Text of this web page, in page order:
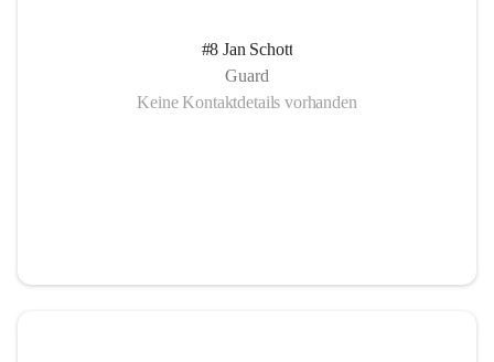
#8 Jan Schott
Guard
Keine Kontaktdetails vorhanden